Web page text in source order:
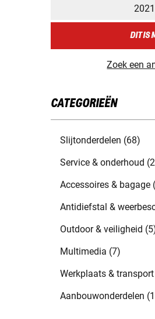
DIT IS
Zoek een
CATEGORIEËN
Slijtonderdelen (68)
Service & onderhoud
Accessoires & bagage
Antidiefstal &
Outdoor & veiligheid
Multimedia (7)
Werkplaats &
Aanbouwonderdelen